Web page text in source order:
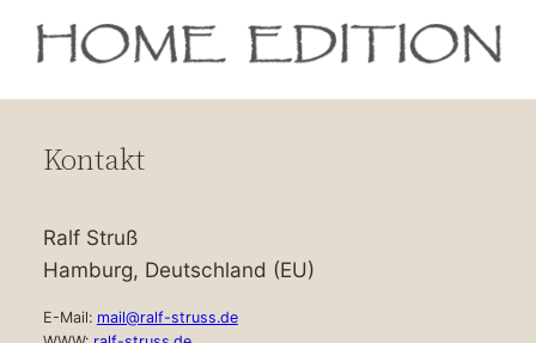
Kontakt
Ralf Struß
Hamburg, Deutschland (EU)
E-Mail: mail@ralf-struss.de